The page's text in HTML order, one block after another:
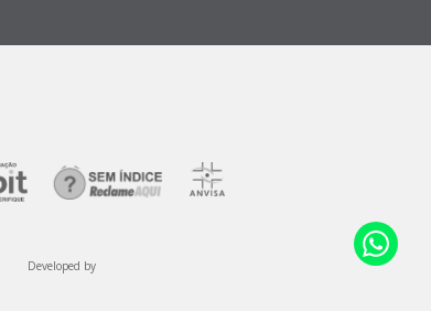
Developed by